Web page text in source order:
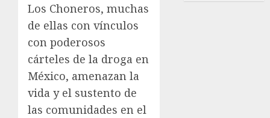
Los Choneros, muchas
de ellas con vínculos
con poderosos
cárteles de la droga en
México, amenazan la
vida y el sustento de
las comunidades en el